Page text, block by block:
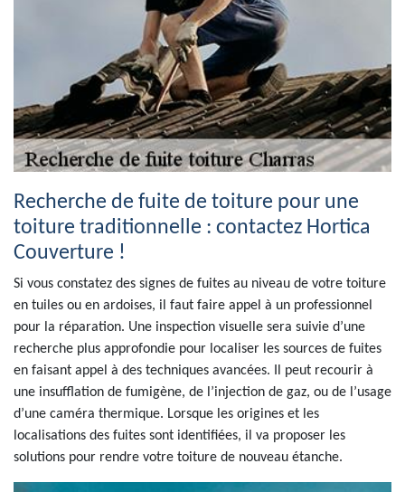
Recherche de fuite de toiture pour une
toiture traditionnelle : contactez Hortica
Couverture !
Si vous constatez des signes de fuites au niveau de votre toiture
en tuiles ou en ardoises, il faut faire appel à un professionnel
pour la réparation. Une inspection visuelle sera suivie d’une
recherche plus approfondie pour localiser les sources de fuites
en faisant appel à des techniques avancées. Il peut recourir à
une insufflation de fumigène, de l’injection de gaz, ou de l’usage
d’une caméra thermique. Lorsque les origines et les
localisations des fuites sont identifiées, il va proposer les
solutions pour rendre votre toiture de nouveau étanche.